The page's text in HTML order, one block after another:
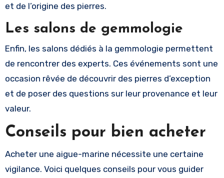
et de l’origine des pierres.
Les salons de gemmologie
Enfin, les salons dédiés à la gemmologie permettent
de rencontrer des experts. Ces événements sont une
occasion rêvée de découvrir des pierres d’exception
et de poser des questions sur leur provenance et leur
valeur.
Conseils pour bien acheter
Acheter une aigue-marine nécessite une certaine
vigilance. Voici quelques conseils pour vous guider